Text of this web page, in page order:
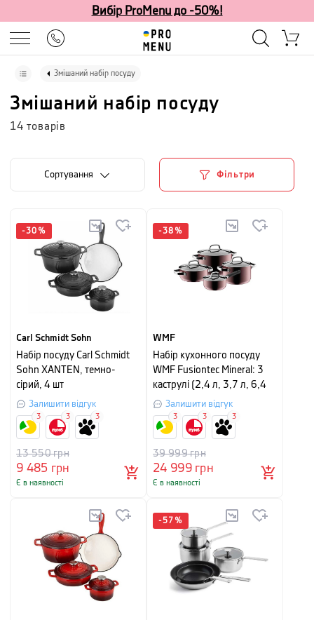
Вибір ProMenu до -50%!
Змішаний набір посуду
Змішаний набір посуду
14 товарів
Сортування Фільтри
-30 %
Carl Schmidt Sohn
Набір посуду Carl Schmidt
Sohn XANTEN, темно-
сірий, 4 шт
Залишити відгук
9 485 грн
13 550грн
Є в наявності
3 3 3
-38 %
WMF
Набір кухонного посуду
WMF Fusiontec Mineral: 3
каструлі (2,4 л, 3,7 л, 6,4
л) і сотейник (1,3 л), з
кришками, 8 предметів
Залишити відгук
24 999грн
39 999грн
Є в наявності
3 3 3
-57 %